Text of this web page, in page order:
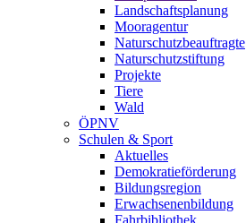
Landschaftsplanung
Mooragentur
Naturschutzbeauftragte
Naturschutzstiftung
Projekte
Tiere
Wald
ÖPNV
Schulen & Sport
Aktuelles
Demokratieförderung
Bildungsregion
Erwachsenenbildung
Fahrbibliothek